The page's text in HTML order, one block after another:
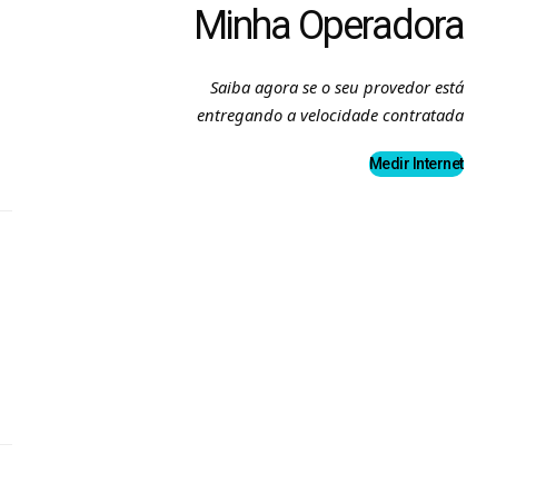
Minha Operadora
Saiba agora se o seu provedor está
entregando a velocidade contratada
Medir Internet